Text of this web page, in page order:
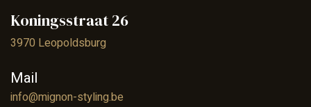
Koningsstraat 26
3970 Leopoldsburg
Mail
info@mignon-styling.be